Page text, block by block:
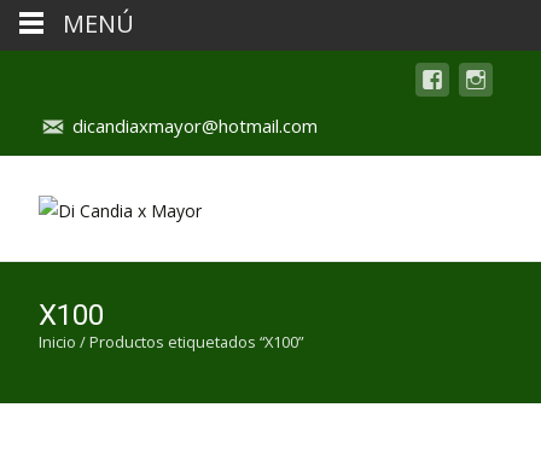
dicandiaxmayor@hotmail.com
X100
Inicio / Productos etiquetados “X100”
MENÚ